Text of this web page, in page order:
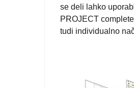
se deli lahko
PROJECT
tudi individualno